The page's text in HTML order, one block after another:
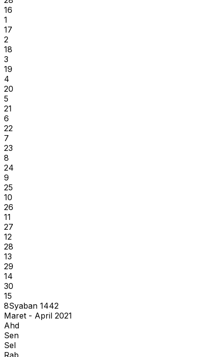
16
1
17
2
18
3
19
4
20
5
21
6
22
7
23
8
24
9
25
10
26
11
27
12
28
13
29
14
30
15
8Syaban 1442
Maret - April 2021
Ahd
Sen
Sel
Rab